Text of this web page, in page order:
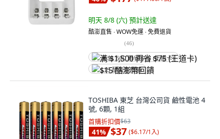
明天 8/8 (六) 預計送達
酷澎直售 ∙ WOW免運 ∙ 免費退貨
(46)
满 $1,500 再省 $75 (王道卡)
$15 酷澎幣回饋
TOSHIBA 東芝 台灣公司貨 鹼性電池 4
號, 6顆, 1組
首購折扣價$63
41% $37 ($6.17/1入)